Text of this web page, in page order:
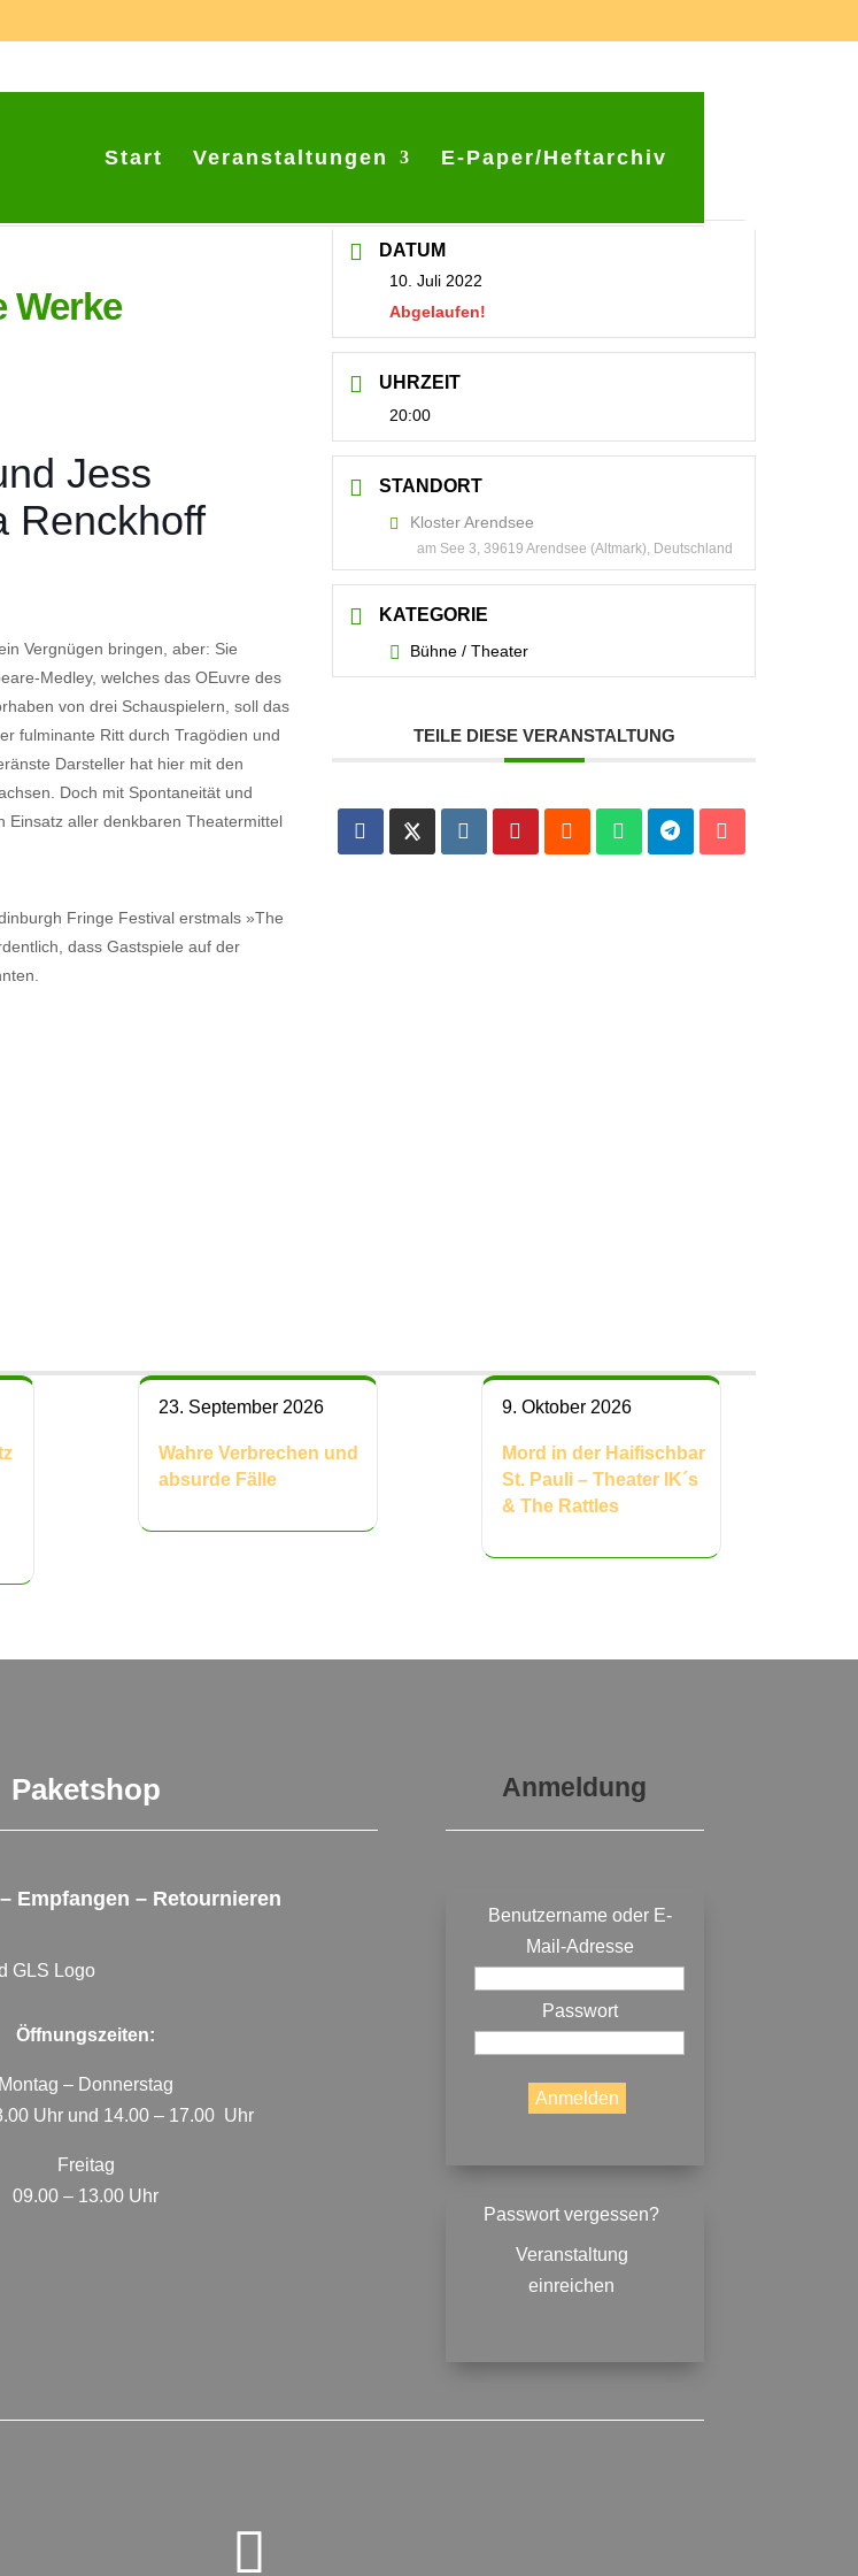
Start Veranstaltungen E-Paper/Heftarchiv
Werke
Jess
Renckhoff
Vergnügen bringen, aber: Sie
Medley, welches das OEuvre des
von drei Schauspielern, soll das
fulminante Ritt durch Tragödien und
Darsteller hat hier mit den
Doch mit Spontaneität und
Einsatz aller denkbaren Theatermittel
Fringe Festival erstmals »The
dass Gastspiele auf der
DATUM
10. Juli 2022
Abgelaufen!
UHRZEIT
20:00
STANDORT
Kloster Arendsee
am See 3, 39619 Arendsee (Altmark), Deutschland
KATEGORIE
Bühne / Theater
TEILE DIESE VERANSTALTUNG
23. September 2026
Wahre Verbrechen und
absurde Fälle
9. Oktober 2026
Mord in der Haifischbar
St. Pauli – Theater IK´s
& The Rattles
Paketshop
Empfangen – Retournieren
Öffnungszeiten:
Montag – Donnerstag
Uhr und 14.00 – 17.00 Uhr
Freitag
09.00 – 13.00 Uhr
Anmeldung
Benutzername oder E-
Mail-Adresse
Passwort
Passwort vergessen?
Veranstaltung
einreichen